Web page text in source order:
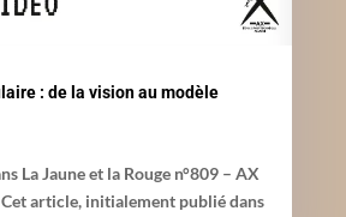
: de la vision au modèle
La Jaune et la Rouge n°809 – AX
article, initialement publié dans